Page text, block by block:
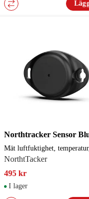
NorthtTacker
495 kr
I lager